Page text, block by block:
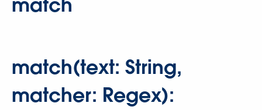
match(text: String,
matcher: Regex):